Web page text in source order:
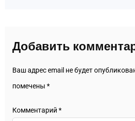
Добавить
Ваш адрес email не будет
помечены *
Комментарий *